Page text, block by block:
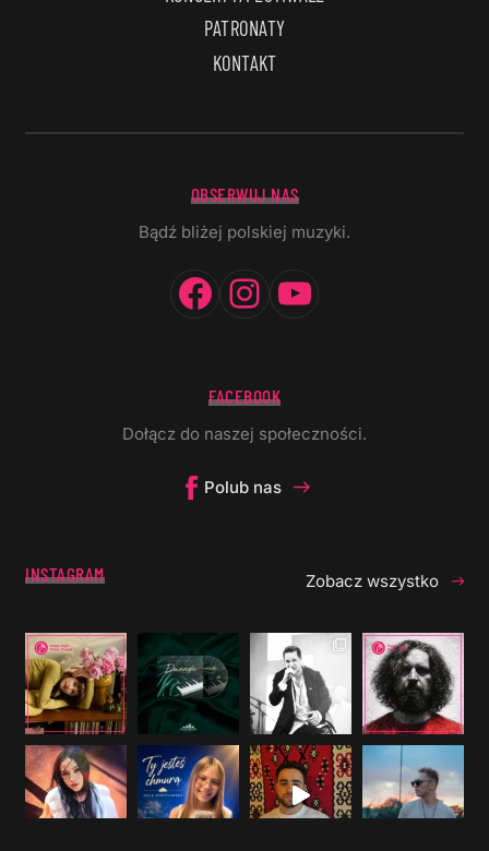
PATRONATY
KONTAKT
OBSERWUJ NAS
Bądź bliżej polskiej muzyki.
Facebook
Instagram
FACEBOOK
Dołącz do naszej społeczności.
Polub nas
INSTAGRAM Zobacz wszystko